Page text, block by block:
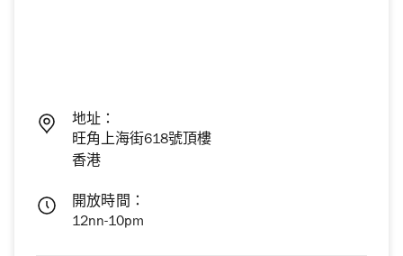
地址：
旺角上海街618號頂樓
香港
開放時間：
12nn-10pm